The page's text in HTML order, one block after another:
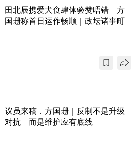
田北辰携爱犬食肆体验赞唔错 方
国珊称首日运作畅顺｜政坛诸事町
议员来稿．方国珊｜反制不是升级
对抗 而是维护应有底线